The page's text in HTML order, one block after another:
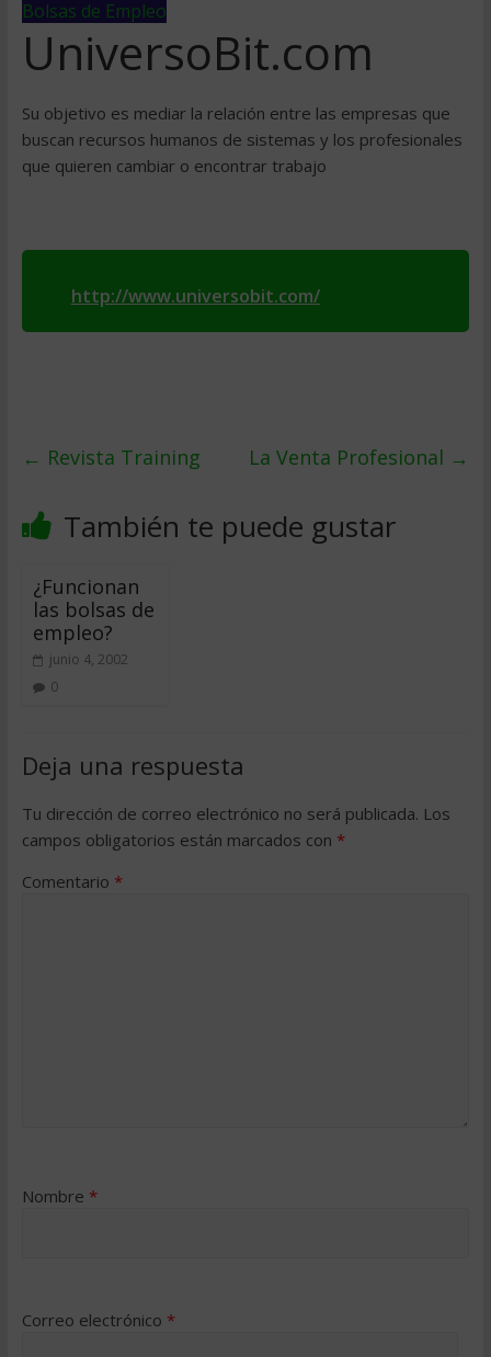
Bolsas de Empleo
UniversoBit.com
Su objetivo es mediar la relación entre las empresas que
buscan recursos humanos de sistemas y los profesionales
que quieren cambiar o encontrar trabajo
http://www.universobit.com/
← Revista Training La Venta Profesional →
También te puede gustar
¿Funcionan
las bolsas de
empleo?
junio 4, 2002
0
Deja una respuesta
Tu dirección de correo electrónico no será publicada. Los
campos obligatorios están marcados con *
Comentario *
Nombre *
Correo electrónico *